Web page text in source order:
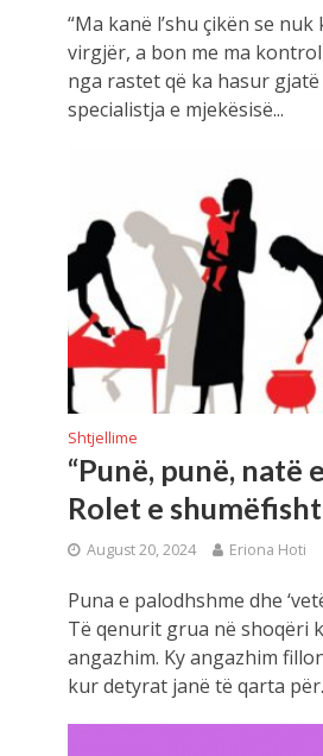
“Ma kanë l’shu çikën se nuk
virgjër, a bon me ma
nga rastet që ka hasur
specialistja e mjekësisë...
Shtjellime
“Punë, punë, natë
Rolet e
August 20, 2024 Eriona Hoti
Puna e palodhshme dhe
Të qenurit grua në shoqëri
angazhim. Ky angazhim
kur detyrat janë të qarta